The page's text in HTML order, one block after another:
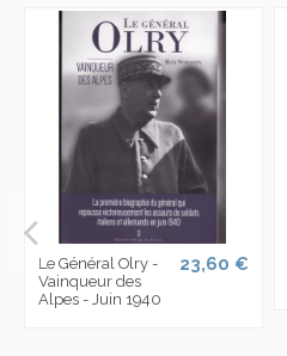
Le Général Olry -
Vainqueur des
Alpes - Juin 1940
23,60 €